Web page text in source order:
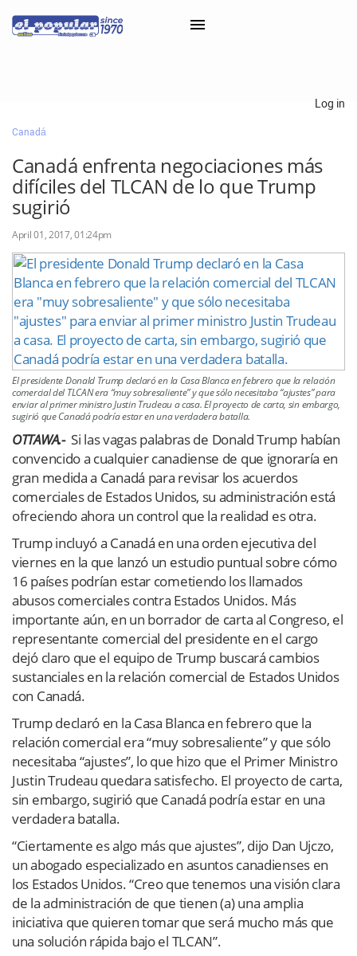
Classifieds
Categorías
Iniciar sesión con Clascal
×
Log in
Canadá
Canadá enfrenta negociaciones más
difíciles del TLCAN de lo que Trump
sugirió
April 01, 2017, 01:24pm
El presidente Donald Trump declaró en la Casa Blanca en febrero que la relación
comercial del TLCAN era “muy sobresaliente” y que sólo necesitaba “ajustes” para
enviar al primer ministro Justin Trudeau a casa. El proyecto de carta, sin embargo,
sugirió que Canadá podría estar en una verdadera batalla.
OTTAWA.- Si las vagas palabras de Donald Trump habían
convencido a cualquier canadiense de que ignoraría en
gran medida a Canadá para revisar los acuerdos
comerciales de Estados Unidos, su administración está
ofreciendo ahora un control que la realidad es otra.
Trump incluyó a Canadá en una orden ejecutiva del
viernes en la que lanzó un estudio puntual sobre cómo
16 países podrían estar cometiendo los llamados
abusos comerciales contra Estados Unidos. Más
importante aún, en un borrador de carta al Congreso, el
representante comercial del presidente en el cargo
dejó claro que el equipo de Trump buscará cambios
sustanciales en la relación comercial de Estados Unidos
con Canadá.
Trump declaró en la Casa Blanca en febrero que la
relación comercial era “muy sobresaliente” y que sólo
necesitaba “ajustes”, lo que hizo que el Primer Ministro
Justin Trudeau quedara satisfecho. El proyecto de carta,
sin embargo, sugirió que Canadá podría estar en una
verdadera batalla.
“Ciertamente es algo más que ajustes”, dijo Dan Ujczo,
un abogado especializado en asuntos canadienses en
los Estados Unidos. “Creo que tenemos una visión clara
de la administración de que tienen (a) una amplia
iniciativa que quieren tomar que será mucho más que
una solución rápida bajo el TLCAN”.